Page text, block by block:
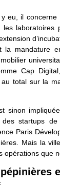
y eu, il
les laboratoires
la mandature
Cap
total sur la
sinon
des startups
Paris
Mais la
opérations que